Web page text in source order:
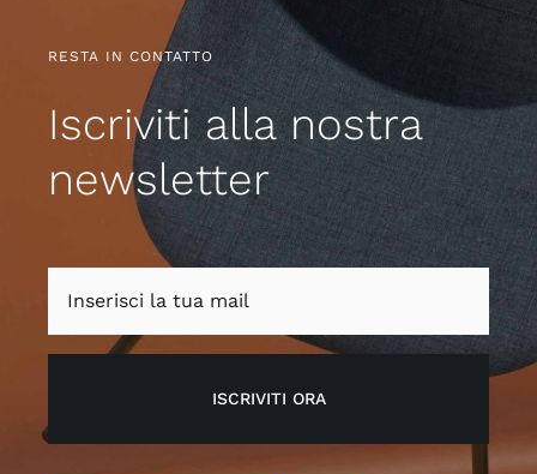
RESTA IN CONTATTO
Iscriviti alla nostra
newsletter
ISCRIVITI ORA